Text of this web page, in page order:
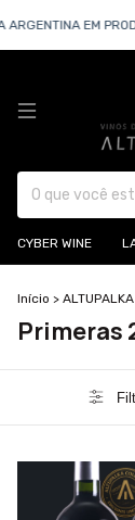
EM
CYBER WINE
Início >
Primeras